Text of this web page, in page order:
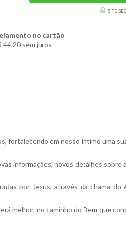
SITE
no cartão
44,20 sem juros
fortalecendo em nosso íntimo uma
informações, novos detalhes sobre
por Jesus, através da chama do
melhor, no caminho do Bem que